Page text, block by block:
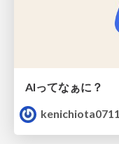
AIってなぁに？
kenichiota0711